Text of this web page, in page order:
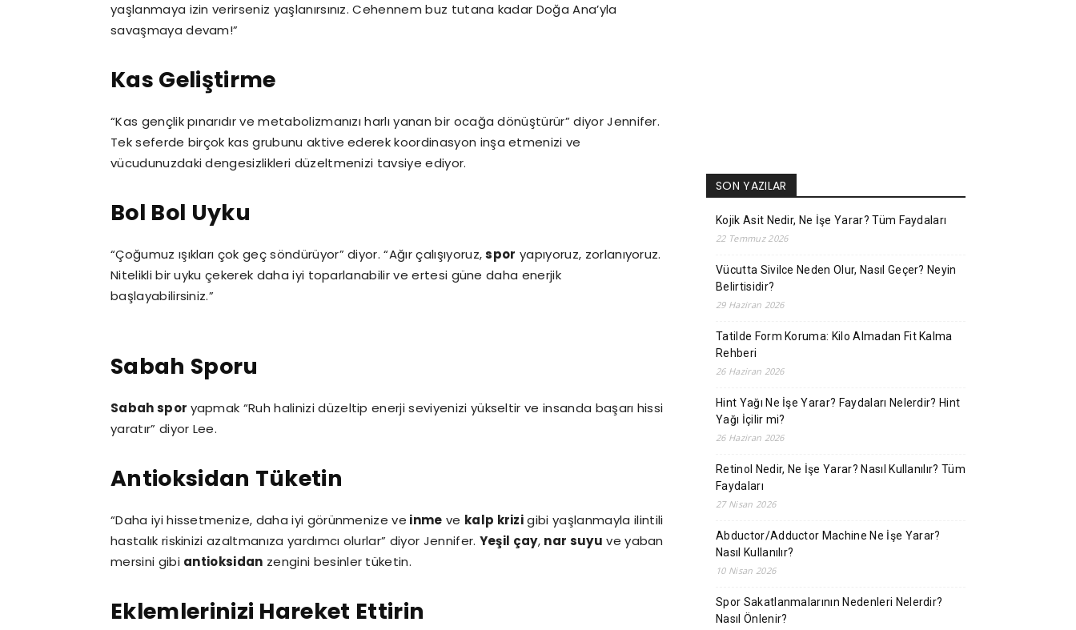
yaşlanmaya izin verirseniz yaşlanırsınız. Cehennem buz tutana kadar Doğa Ana’yla
savaşmaya devam!”
Kas Geliştirme
“Kas gençlik pınarıdır ve metabolizmanızı harlı yanan bir ocağa dönüştürür” diyor Jennifer.
Tek seferde birçok kas grubunu aktive ederek koordinasyon inşa etmenizi ve
vücudunuzdaki dengesizlikleri düzeltmenizi tavsiye ediyor.
Bol Bol Uyku
“Çoğumuz ışıkları çok geç söndürüyor” diyor. “Ağır çalışıyoruz,spor yapıyoruz, zorlanıyoruz.
Nitelikli bir uyku çekerek daha iyi toparlanabilir ve ertesi güne daha enerjik
başlayabilirsiniz.”
Sabah Sporu
Sabah spor yapmak “Ruh halinizi düzeltip enerji seviyenizi yükseltir ve insanda başarı hissi
yaratır” diyor Lee.
Antioksidan Tüketin
“Daha iyi hissetmenize, daha iyi görünmenize ve inme ve kalp krizigibi yaşlanmayla ilintili
hastalık riskinizi azaltmanıza yardımcı olurlar” diyor Jennifer. Yeşil çay, nar suyu ve yaban
mersini gibi antioksidan zengini besinler tüketin.
Eklemlerinizi Hareket Ettirin
SON YAZILAR
Kojik Asit Nedir, Ne İşe Yarar? Tüm Faydaları
22 Temmuz 2026
Vücutta Sivilce Neden Olur, Nasıl Geçer? Neyin
Belirtisidir?
29 Haziran 2026
Tatilde Form Koruma: Kilo Almadan Fit Kalma
Rehberi
26 Haziran 2026
Hint Yağı Ne İşe Yarar? Faydaları Nelerdir? Hint
Yağı İçilir mi?
26 Haziran 2026
Retinol Nedir, Ne İşe Yarar? Nasıl Kullanılır? Tüm
Faydaları
27 Nisan 2026
Abductor/Adductor Machine Ne İşe Yarar?
Nasıl Kullanılır?
10 Nisan 2026
Spor Sakatlanmalarının Nedenleri Nelerdir?
Nasıl Önlenir?